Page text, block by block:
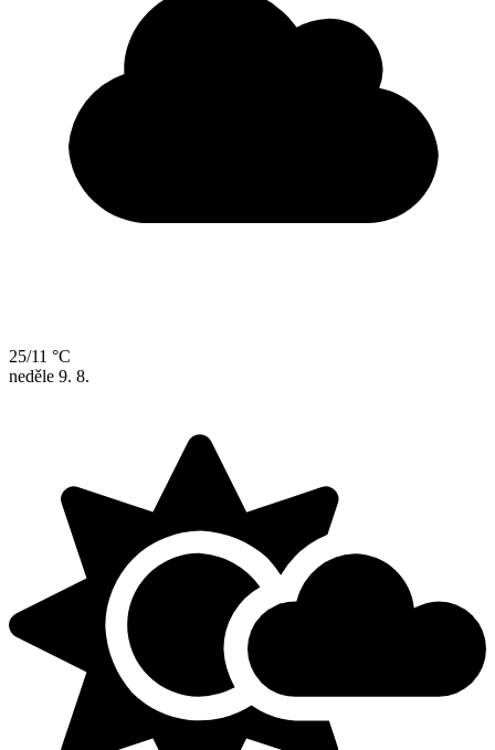
25/11 °C
neděle 9. 8.